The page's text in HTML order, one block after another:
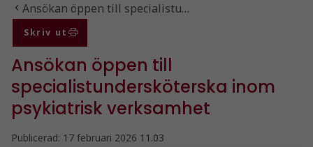
Du är här:
Ansökan öppen till specialistu…
Skriv ut
Ansökan öppen till
specialistundersköterska inom
psykiatrisk verksamhet
Publicerad: 17 februari 2026 11.03